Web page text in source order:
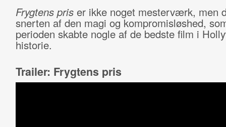
Frygtens priser ikke noget mesterværk, men
snerten af den magi og kompromisløshed,
perioden skabte nogle af de bedste film i
historie.
Trailer: Frygtens pris